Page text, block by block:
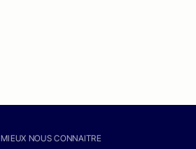
MIEUX NOUS CONNAITRE